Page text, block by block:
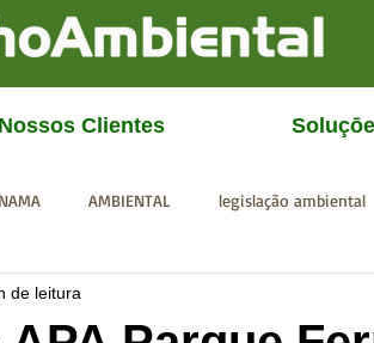
Nossos Clientes
AMBIENTAL legislação ambiental
SISEMA
de leitura